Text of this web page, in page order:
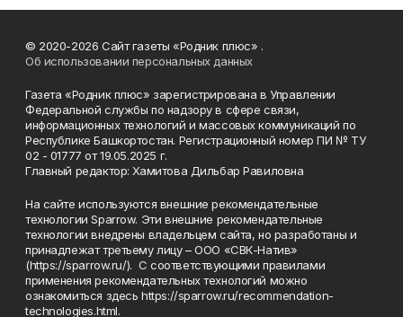
© 2020-2026 Сайт газеты «Родник плюс» .
Об использовании персональных данных
Газета «Родник плюс» зарегистрирована в Управлении
Федеральной службы по надзору в сфере связи,
информационных технологий и массовых коммуникаций по
Республике Башкортостан. Регистрационный номер ПИ № ТУ
02 - 01777 от 19.05.2025 г.
Главный редактор: Хамитова Дильбар Равиловна
На сайте используются внешние рекомендательные
технологии Sparrow. Эти внешние рекомендательные
технологии внедрены владельцем сайта, но разработаны и
принадлежат третьему лицу – ООО «СВК-Натив»
(https://sparrow.ru/). С соответствующими правилами
применения рекомендательных технологий можно
ознакомиться здесь https://sparrow.ru/recommendation-
technologies.html.